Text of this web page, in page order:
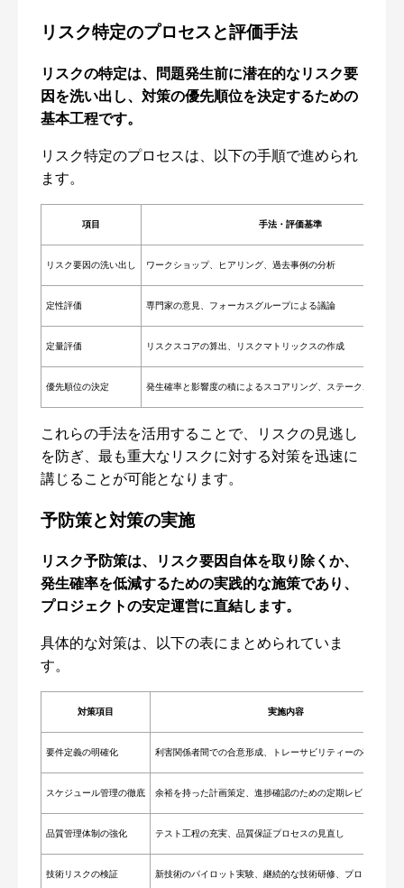
リスク特定のプロセスと評価手法
リスクの特定は、問題発生前に潜在的なリスク要
因を洗い出し、対策の優先順位を決定するための
基本工程です。
リスク特定のプロセスは、以下の手順で進められ
ます。
項目 手法・評価基準
リスク要因の洗い出し ワークショップ、ヒアリング、過去事例の分析
定性評価 専門家の意見、フォーカスグループによる議論
定量評価 リスクスコアの算出、リスクマトリックスの作成
優先順位の決定 発生確率と影響度の積によるスコアリング、ステークホルダー
これらの手法を活用することで、リスクの見逃し
を防ぎ、最も重大なリスクに対する対策を迅速に
講じることが可能となります。
予防策と対策の実施
リスク予防策は、リスク要因自体を取り除くか、
発生確率を低減するための実践的な施策であり、
プロジェクトの安定運営に直結します。
具体的な対策は、以下の表にまとめられていま
す。
対策項目 実施内容
要件定義の明確化 利害関係者間での合意形成、トレーサビリティーの確保
スケジュール管理の徹底 余裕を持った計画策定、進捗確認のための定期レビュー
品質管理体制の強化 テスト工程の充実、品質保証プロセスの見直し
技術リスクの検証 新技術のパイロット実験、継続的な技術研修、プロトタイプ